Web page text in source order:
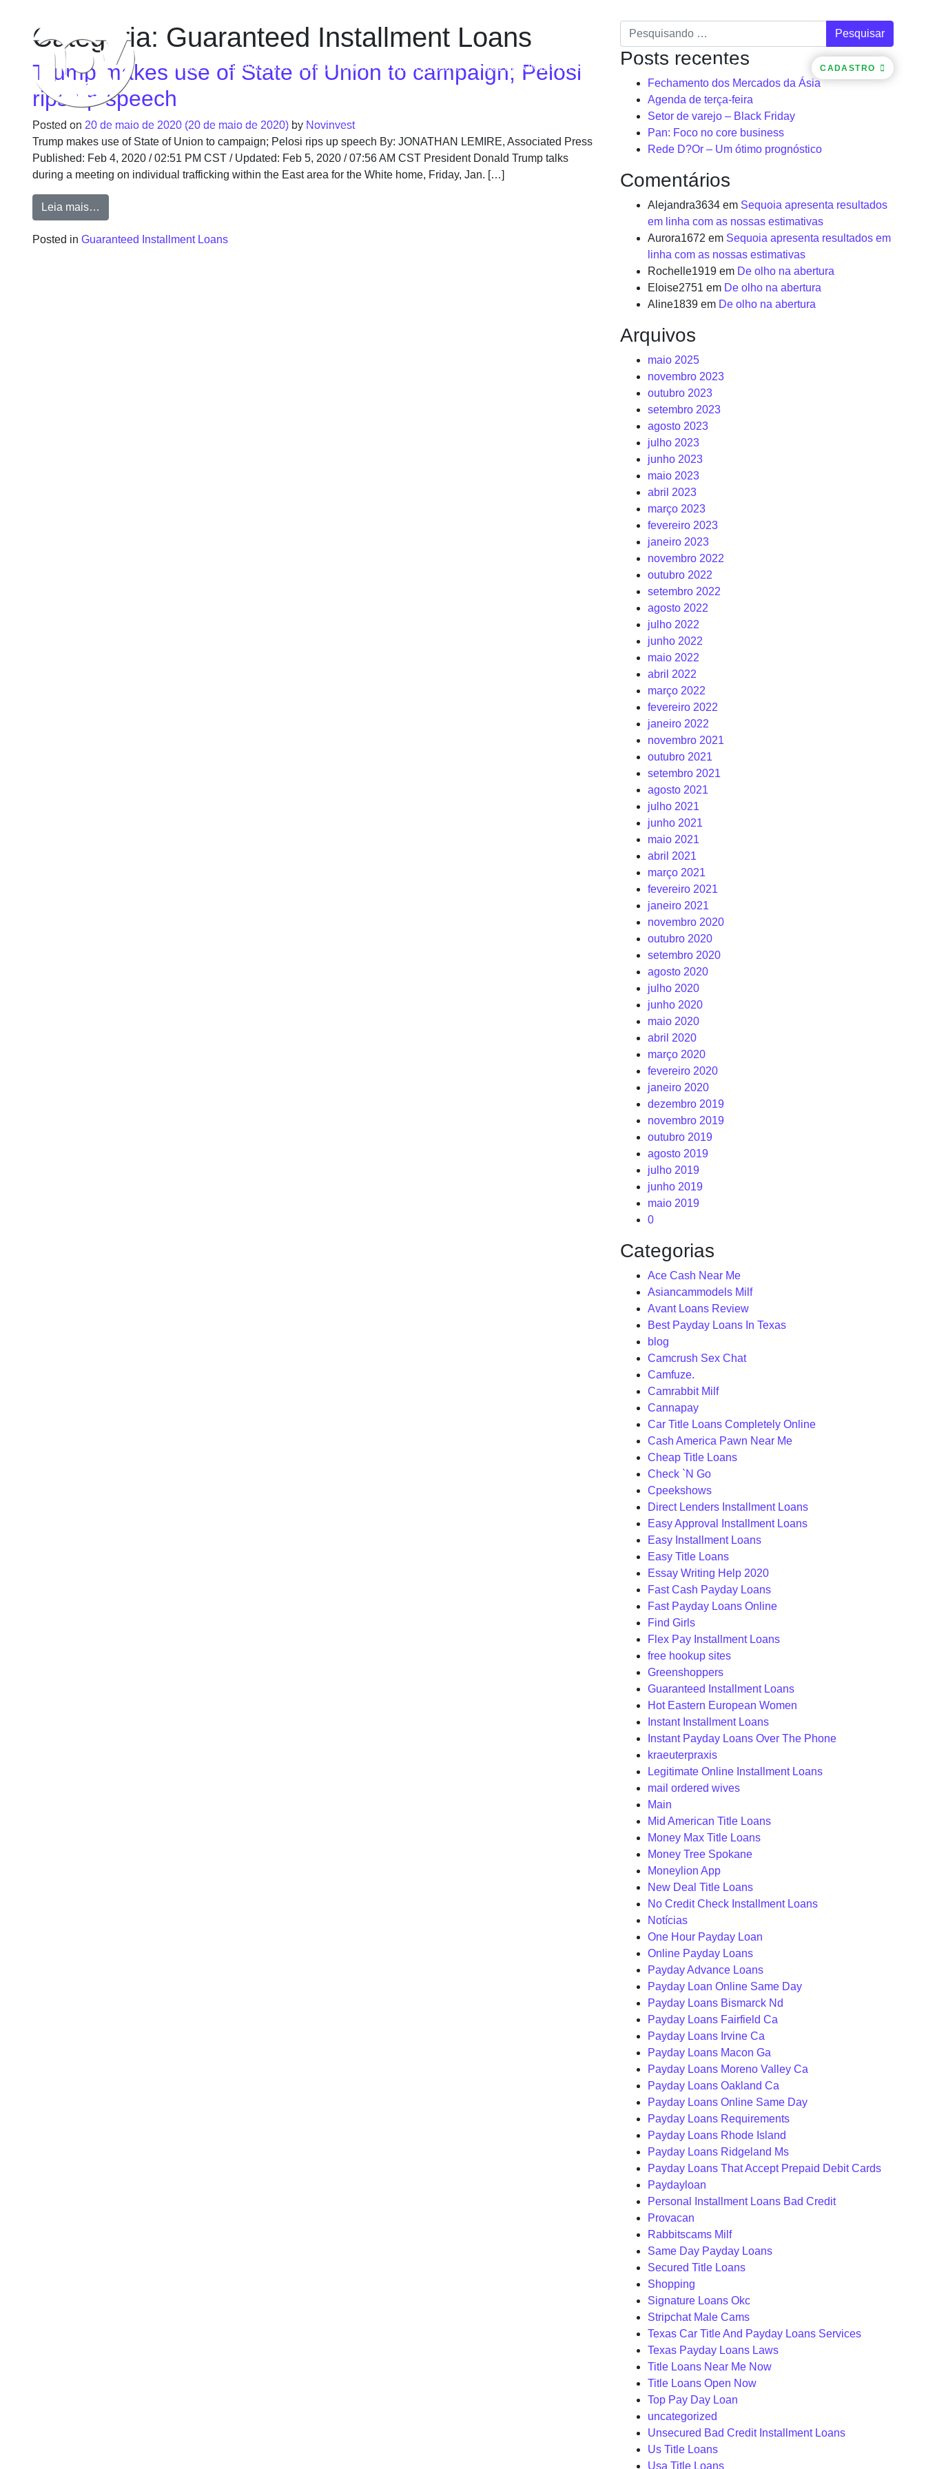
SOBRE SERVIÇOS PRODUTOS PLATAFORMAS COMECE A INVESTIR EDUCACIONAL CONTATOS CADASTRO
Categoria: Guaranteed Installment Loans
Trump makes use of State of Union to campaign; Pelosi
rips up speech
Posted on 20 de maio de 2020 (20 de maio de 2020) by Novinvest
Trump makes use of State of Union to campaign; Pelosi rips up speech By: JONATHAN LEMIRE, Associated Press
Published: Feb 4, 2020 / 02:51 PM CST / Updated: Feb 5, 2020 / 07:56 AM CST President Donald Trump talks
during a meeting on individual trafficking within the East area for the White home, Friday, Jan. […]
Leia mais…
Posted in Guaranteed Installment Loans
Pesquisar
Posts recentes
Fechamento dos Mercados da Ásia
Agenda de terça-feira
Setor de varejo – Black Friday
Pan: Foco no core business
Rede D?Or – Um ótimo prognóstico
Comentários
Alejandra3634 em Sequoia apresenta resultados
em linha com as nossas estimativas
Aurora1672 em Sequoia apresenta resultados em
linha com as nossas estimativas
Rochelle1919 em De olho na abertura
Eloise2751 em De olho na abertura
Aline1839 em De olho na abertura
Arquivos
maio 2025
novembro 2023
outubro 2023
setembro 2023
agosto 2023
julho 2023
junho 2023
maio 2023
abril 2023
março 2023
fevereiro 2023
janeiro 2023
novembro 2022
outubro 2022
setembro 2022
agosto 2022
julho 2022
junho 2022
maio 2022
abril 2022
março 2022
fevereiro 2022
janeiro 2022
novembro 2021
outubro 2021
setembro 2021
agosto 2021
julho 2021
junho 2021
maio 2021
abril 2021
março 2021
fevereiro 2021
janeiro 2021
novembro 2020
outubro 2020
setembro 2020
agosto 2020
julho 2020
junho 2020
maio 2020
abril 2020
março 2020
fevereiro 2020
janeiro 2020
dezembro 2019
novembro 2019
outubro 2019
agosto 2019
julho 2019
junho 2019
maio 2019
0
Categorias
Ace Cash Near Me
Asiancammodels Milf
Avant Loans Review
Best Payday Loans In Texas
blog
Camcrush Sex Chat
Camfuze.
Camrabbit Milf
Cannapay
Car Title Loans Completely Online
Cash America Pawn Near Me
Cheap Title Loans
Check `N Go
Cpeekshows
Direct Lenders Installment Loans
Easy Approval Installment Loans
Easy Installment Loans
Easy Title Loans
Essay Writing Help 2020
Fast Cash Payday Loans
Fast Payday Loans Online
Find Girls
Flex Pay Installment Loans
free hookup sites
Greenshoppers
Guaranteed Installment Loans
Hot Eastern European Women
Instant Installment Loans
Instant Payday Loans Over The Phone
kraeuterpraxis
Legitimate Online Installment Loans
mail ordered wives
Main
Mid American Title Loans
Money Max Title Loans
Money Tree Spokane
Moneylion App
New Deal Title Loans
No Credit Check Installment Loans
Notícias
One Hour Payday Loan
Online Payday Loans
Payday Advance Loans
Payday Loan Online Same Day
Payday Loans Bismarck Nd
Payday Loans Fairfield Ca
Payday Loans Irvine Ca
Payday Loans Macon Ga
Payday Loans Moreno Valley Ca
Payday Loans Oakland Ca
Payday Loans Online Same Day
Payday Loans Requirements
Payday Loans Rhode Island
Payday Loans Ridgeland Ms
Payday Loans That Accept Prepaid Debit Cards
Paydayloan
Personal Installment Loans Bad Credit
Provacan
Rabbitscams Milf
Same Day Payday Loans
Secured Title Loans
Shopping
Signature Loans Okc
Stripchat Male Cams
Texas Car Title And Payday Loans Services
Texas Payday Loans Laws
Title Loans Near Me Now
Title Loans Open Now
Top Pay Day Loan
uncategorized
Unsecured Bad Credit Installment Loans
Us Title Loans
Usa Title Loans